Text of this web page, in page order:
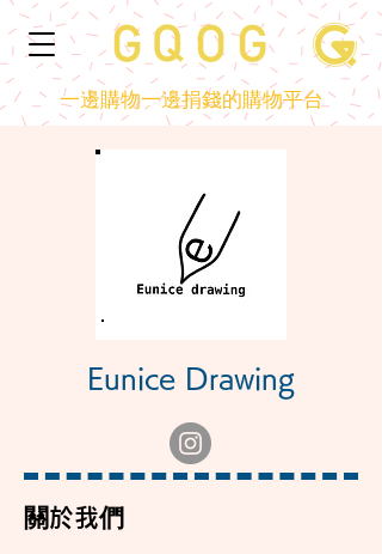
一邊購物一邊捐錢的購物平台
Eunice Drawing
​關於我們